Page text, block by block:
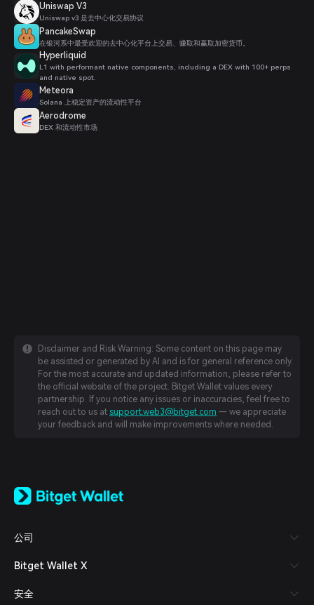
Uniswap V3
Uniswap v3 是去中心化交易协议
PancakeSwap
在银河系中最受欢迎的去中心化平台上交易、赚取和赢取加密货币。
Hyperliquid
L1 with performant native components, including a DEX with 100+ perps
and native spot.
Meteora
Solana 上稳定资产的流动性平台
Aerodrome
DEX 和流动性市场
Disclaimer and Risk Warning: Some content on this page may
be assisted or generated by AI and is for general reference only.
For the most accurate and updated information, please refer to
the official website of the project. Bitget Wallet values every
partnership. If you notice any issues or inaccuracies, feel free to
reach out to us at support.web3@bitget.com — we appreciate
your feedback and will make improvements where needed.
日本語
Español (Latinoamérica)
Italiano
Deutsch
公司
Bitget Wallet X
安全